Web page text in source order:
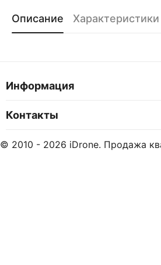
Описание Характеристики
Информация
Контакты
© 2010 - 2026 iDrone. Продажа